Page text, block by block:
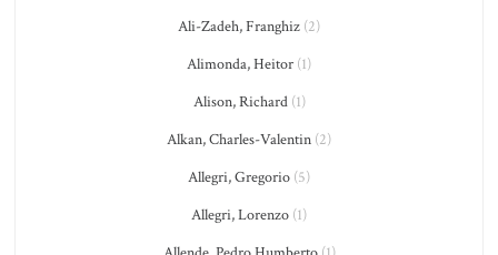
Ali-Zadeh, Franghiz (2)
Alimonda, Heitor (1)
Alison, Richard(1)
Alkan, Charles-Valentin (2)
Allegri, Gregorio (5)
Allegri, Lorenzo (1)